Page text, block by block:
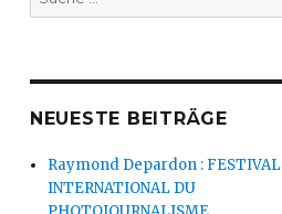
nach:
NEUESTE BEITRÄGE
Raymond Depardon : FESTIVAL
INTERNATIONAL DU